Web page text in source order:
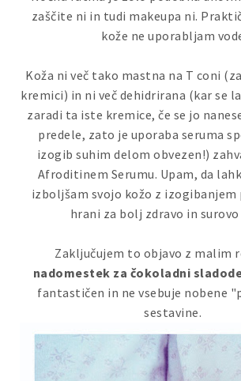
zaščite ni in tudi makeupa ni.
kože ne uporabljam
Koža ni več tako mastna na T coni
kremici) in ni več dehidrirana (kar se
zaradi ta iste kremice, če se jo
predele, zato je uporaba seruma
izogib suhim delom obvezen!)
Afroditinem Serumu. Upam, da
izboljšam svojo kožo z
hrani za bolj zdravo in
Zaključujem to objavo z malim
nadomestek za čokoladni
fantastičen in ne vsebuje nobene
sestavine.